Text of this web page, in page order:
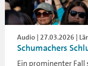
Audio | 27.03.2026 |
Schumachers
Ein prominenter